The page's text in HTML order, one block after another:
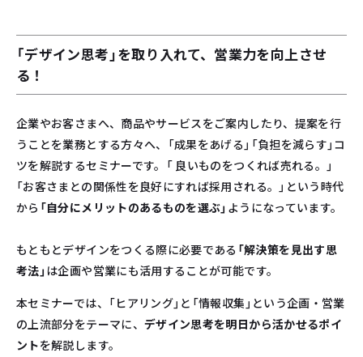
「デザイン思考」を取り入れて、営業力を向上させ
る！
企業やお客さまへ、商品やサービスをご案内したり、提案を行
うことを業務とする方々へ、「成果をあげる」「負担を減らす」コ
ツを解説するセミナーです。「 良いものをつくれば売れる。」
「お客さまとの関係性を良好にすれば採用される。」という時代
から 「自分にメリットのあるものを選ぶ」 ようになっています。
もともとデザインをつくる際に必要である 「解決策を見出す思
考法」 は企画や営業にも活用することが可能です。
本セミナーでは、「ヒアリング」と「情報収集」という企画・営業
の上流部分をテーマに、 デザイン思考を明日から活かせるポイ
ントを解説します。